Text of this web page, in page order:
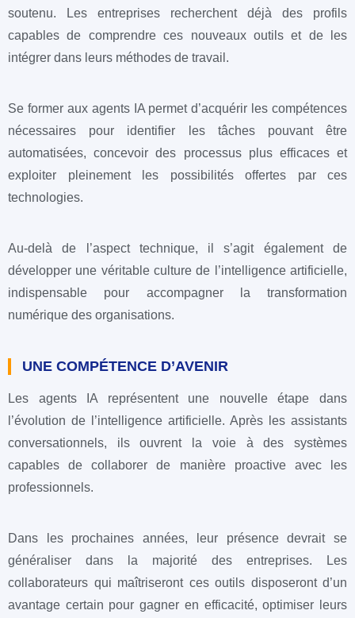
soutenu. Les entreprises recherchent déjà des profils
capables de comprendre ces nouveaux outils et de les
intégrer dans leurs méthodes de travail.
Se former aux agents IA permet d’acquérir les compétences
nécessaires pour identifier les tâches pouvant être
automatisées, concevoir des processus plus efficaces et
exploiter pleinement les possibilités offertes par ces
technologies.
Au-delà de l’aspect technique, il s’agit également de
développer une véritable culture de l’intelligence artificielle,
indispensable pour accompagner la transformation
numérique des organisations.
UNE COMPÉTENCE D’AVENIR
Les agents IA représentent une nouvelle étape dans
l’évolution de l’intelligence artificielle. Après les assistants
conversationnels, ils ouvrent la voie à des systèmes
capables de collaborer de manière proactive avec les
professionnels.
Dans les prochaines années, leur présence devrait se
généraliser dans la majorité des entreprises. Les
collaborateurs qui maîtriseront ces outils disposeront d’un
avantage certain pour gagner en efficacité, optimiser leurs